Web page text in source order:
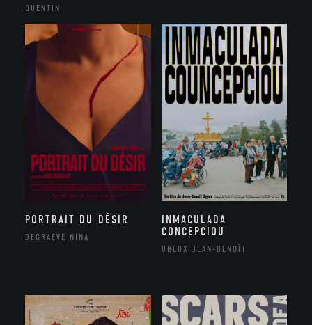
QUENTIN
PORTRAIT DU DÉSIR
DEGRAEVE NINA
INMACULADA
CONCEPCIOU
UGEUX JEAN-BENOÎT